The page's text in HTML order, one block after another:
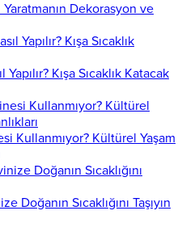
Yaratmanın Dekorasyon ve
Kışa Sıcaklık Katacak
Kullanmıyor? Kültürel Yaşam
Sıcaklığını Taşıyın